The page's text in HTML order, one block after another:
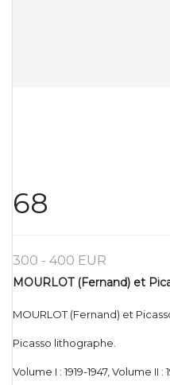
68
300 - 400 EUR
MOURLOT (Fernand) et
MOURLOT (Fernand) et
Picasso lithographe.
Volume I : 1919-1947, Volume II :